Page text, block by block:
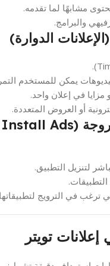
مشابهًا لما تقدمه.
والبرامج.
يمكن للمستخدم
في إعلان واحد.
أو العروض المتعددة.
لتنزيل التطبيق.
ترغب في الترويج
تويتر